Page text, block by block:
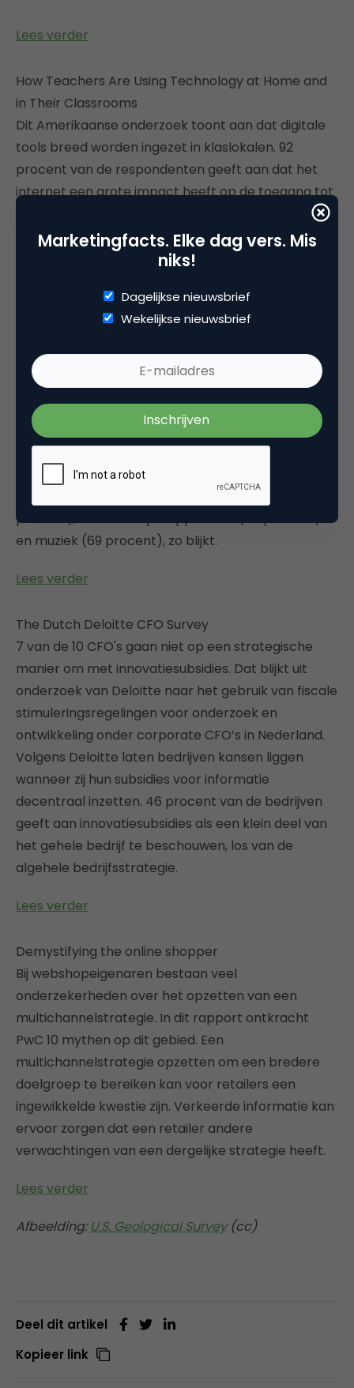
Lees verder
How Teachers Are Using Technology at Home and
in Their Classrooms
Dit Amerikaanse onderzoek toont aan dat digitale
tools breed worden ingezet in klaslokalen. 92
procent van de respondenten geeft aan dat het
internet een grote impact heeft op de toegang tot
vrezen echter dat de toegang tot het internet en
andere digitale tools ervoor zorgt dat er een
kinderen en studenten met weing inkomen minder
van deze tools tot hun beschikking hebben.
Lees verder
Every breakthrough product needs an audience
In dit rapport (n=29.000) onderzoekt Nielsen in
welke mate het internet een rol speelt bij de
oriëntatie op en aanschaf van nieuwe producten.
procent), huishoudelijke apparaten (77 procent)
en muziek (69 procent), zo blijkt.
Lees verder
The Dutch Deloitte CFO Survey
7 van de 10 CFO's gaan niet op een strategische
manier om met innovatiesubsidies. Dat blijkt uit
onderzoek van Deloitte naar het gebruik van fiscale
stimuleringsregelingen voor onderzoek en
ontwikkeling onder corporate CFO’s in Nederland.
Volgens Deloitte laten bedrijven kansen liggen
wanneer zij hun subsidies voor informatie
decentraal inzetten. 46 procent van de bedrijven
geeft aan innovatiesubsidies als een klein deel van
het gehele bedrijf te beschouwen, los van de
algehele bedrijfsstrategie.
Lees verder
Demystifying the online shopper
Bij webshopeigenaren bestaan veel
onderzekerheden over het opzetten van een
multichannelstrategie. In dit rapport ontkracht
PwC 10 mythen op dit gebied. Een
multichannelstrategie opzetten om een bredere
doelgroep te bereiken kan voor retailers een
ingewikkelde kwestie zijn. Verkeerde informatie kan
ervoor zorgen dat een retailer andere
verwachtingen van een dergelijke strategie heeft.
Lees verder
Afbeelding:U.S. Geological Survey(cc)
Deel dit artikel
Kopieer link
Marketingfacts. Elke dag vers. Mis
niks!
Dagelijkse nieuwsbrief
Wekelijkse nieuwsbrief